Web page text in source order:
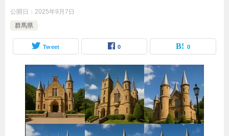
公開日： 2025年9月7日
群馬県
Tweet 0 0